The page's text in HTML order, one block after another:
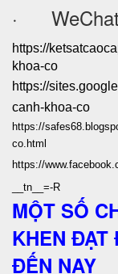
·
https://
khoa-co
https://
canh-khoa-co
https://
co.html
https://
__tn__=-R
MỘT SỐ
KHEN ĐẠT
ĐẾN NAY